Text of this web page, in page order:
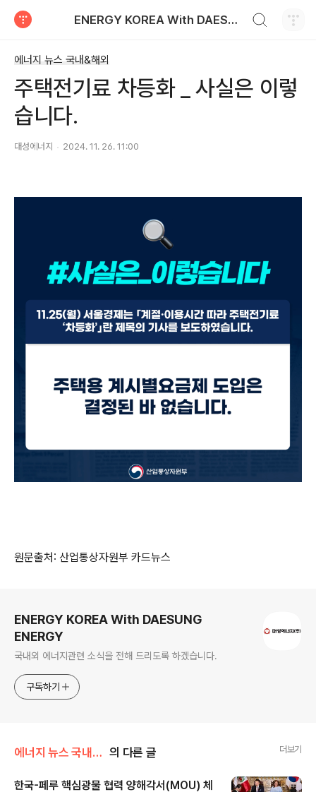
ENERGY KOREA With DAESUNG ENERGY
에너지 뉴스 국내&해외
주택전기료 차등화 _ 사실은 이렇
습니다.
대성에너지 2024. 11. 26. 11:00
원문출처: 산업통상자원부 카드뉴스
ENERGY KOREA With DAESUNG
ENERGY
국내외 에너지관련 소식을 전해 드리도록 하겠습니다.
구독하기
에너지 뉴스 국내&해외 의 다른 글 더보기
한국-페루 핵심광물 협력 양해각서(MOU) 체